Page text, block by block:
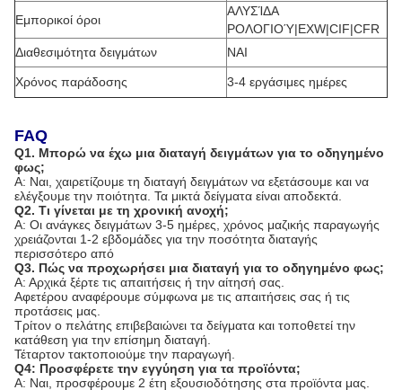
Εμπορικοί όροι
ΑΛΥΣΊΔΑ
ΡΟΛΟΓΙΟΎ|EXW|CIF|CFR
Διαθεσιμότητα δειγμάτων
ΝΑΙ
Χρόνος παράδοσης 3-4 εργάσιμες ημέρες
FAQ
Q1. Μπορώ να έχω μια διαταγή δειγμάτων για το οδηγημένο
φως;
Α: Ναι, χαιρετίζουμε τη διαταγή δειγμάτων να εξετάσουμε και να
ελέγξουμε την ποιότητα. Τα μικτά δείγματα είναι αποδεκτά.
Q2. Τι γίνεται με τη χρονική ανοχή;
Α: Οι ανάγκες δειγμάτων 3-5 ημέρες, χρόνος μαζικής παραγωγής
χρειάζονται 1-2 εβδομάδες για την ποσότητα διαταγής
περισσότερο από
Q3. Πώς να προχωρήσει μια διαταγή για το οδηγημένο φως;
Α: Αρχικά ξέρτε τις απαιτήσεις ή την αίτησή σας.
Αφετέρου αναφέρουμε σύμφωνα με τις απαιτήσεις σας ή τις
προτάσεις μας.
Τρίτον ο πελάτης επιβεβαιώνει τα δείγματα και τοποθετεί την
κατάθεση για την επίσημη διαταγή.
Τέταρτον τακτοποιούμε την παραγωγή.
Q4: Προσφέρετε την εγγύηση για τα προϊόντα;
Α: Ναι, προσφέρουμε 2 έτη εξουσιοδότησης στα προϊόντα μας.